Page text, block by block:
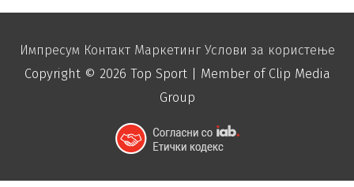
Импресум Контакт Маркетинг Услови за користење
Copyright © 2026 Top Sport| Member of Clip Media
Group